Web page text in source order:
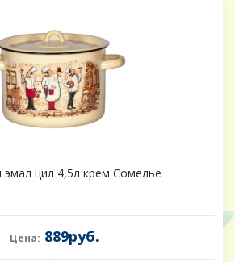
эмал цил 4,5л крем Сомелье
Цена: 889руб.